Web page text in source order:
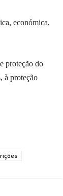
económica,
proteção do
à proteção